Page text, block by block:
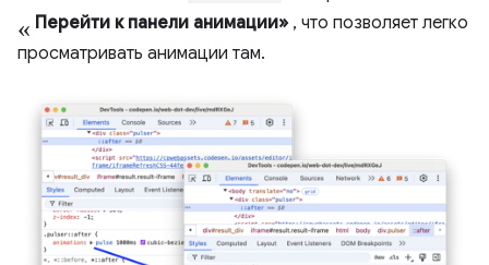
« Перейти к панели анимации» , что позволяет легко
просматривать анимации там.